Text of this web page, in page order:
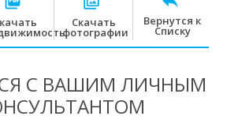
Скачать
фотографии
Вернутся к
Списку
С ВАШИМ ЛИЧНЫМ